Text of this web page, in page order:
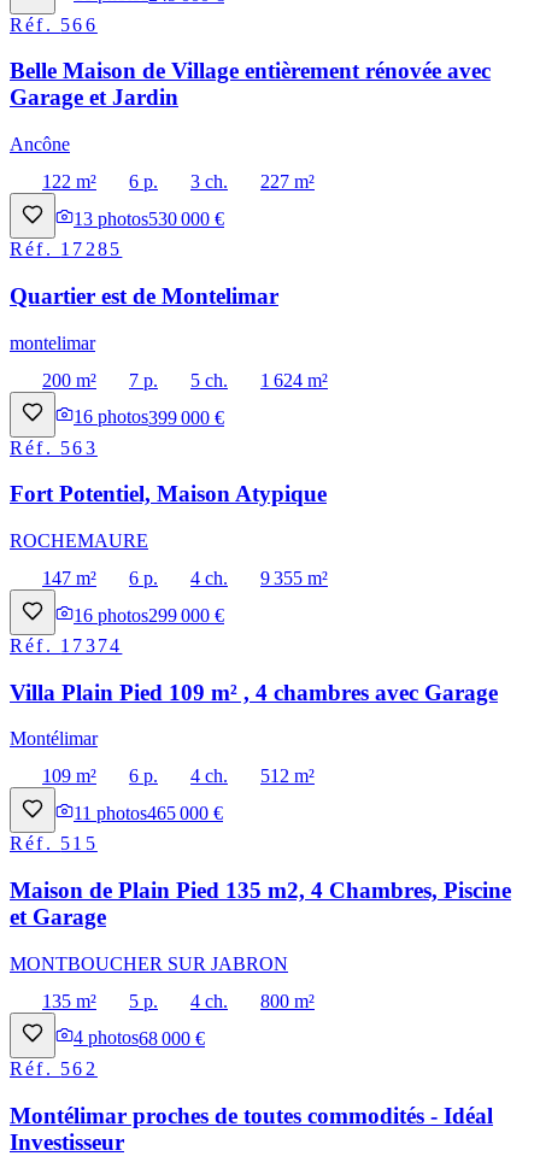
Réf. 566
Belle Maison de Village entièrement rénovée avec
Garage et Jardin
Ancône
122 m²
6 p. 3 ch.
227 m²
13 photos530 000 €
Réf. 17285
Quartier est de Montelimar
montelimar
200 m²
7 p. 5 ch.
1 624 m²
16 photos399 000 €
Réf. 563
Fort Potentiel, Maison Atypique
ROCHEMAURE
147 m²
6 p. 4 ch.
9 355 m²
16 photos299 000 €
Réf. 17374
Villa Plain Pied 109 m² , 4 chambres avec Garage
Montélimar
109 m²
6 p. 4 ch.
512 m²
11 photos465 000 €
Réf. 515
Maison de Plain Pied 135 m2, 4 Chambres, Piscine
et Garage
MONTBOUCHER SUR JABRON
135 m²
5 p. 4 ch.
800 m²
4 photos68 000 €
Réf. 562
Montélimar proches de toutes commodités - Idéal
Investisseur